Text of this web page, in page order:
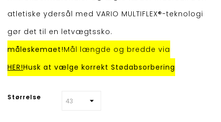
atletiske ydersål med VARIO MULTIFLEX®-teknologi
gør det til en letvægtssko.
Mål længde og bredde via
måleskemaet!
Husk at vælge korrekt Stødabsorbering
HER!
Størrelse